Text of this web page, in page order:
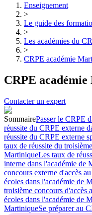
Enseignement
>
Le guide des
>
Les académies du
>
CRPE académie
CRPE
Contacter un expert
SommairePasser le CRPE
réussite du CRPE externe
réussite du CRPE externe
taux de réussite du
MartiniqueLes taux de
interne dans l'académie de
concours externe d'accès
écoles dans l'académie de
troisième concours d'accès
écoles dans l'académie de
MartiniqueSe préparer au